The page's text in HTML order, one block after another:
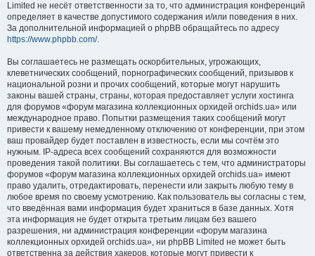
Limited не несёт ответственности за то, что администрация конференций
определяет в качестве допустимого содержания и/или поведения в них.
За дополнительной информацией о phpBB обращайтесь по адресу
https://www.phpbb.com/.
Вы соглашаетесь не размещать оскорбительных, угрожающих,
клеветнических сообщений, порнографических сообщений, призывов к
национальной розни и прочих сообщений, которые могут нарушить
законы вашей страны, страны, которая предоставляет услуги хостинга
для форумов «форум магазина коллекционных орхидей orchids.ua» или
международное право. Попытки размещения таких сообщений могут
привести к вашему немедленному отключению от конференции, при этом
ваш провайдер будет поставлен в известность, если мы сочтём это
нужным. IP-адреса всех сообщений сохраняются для возможности
проведения такой политики. Вы соглашаетесь с тем, что администраторы
форумов «форум магазина коллекционных орхидей orchids.ua» имеют
право удалить, отредактировать, перенести или закрыть любую тему в
любое время по своему усмотрению. Как пользователь вы согласны с тем,
что введённая вами информация будет храниться в базе данных. Хотя
эта информация не будет открыта третьим лицам без вашего
разрешения, ни администрация конференции «форум магазина
коллекционных орхидей orchids.ua», ни phpBB Limited не может быть
ответственна за действия хакеров, которые могут привести к